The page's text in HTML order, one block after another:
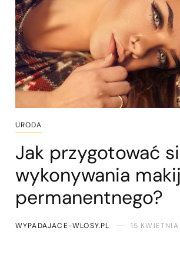
URODA
Jak przygotować
wykonywania
permanentnego?
WYPADAJACE-WLOSY.PL 15